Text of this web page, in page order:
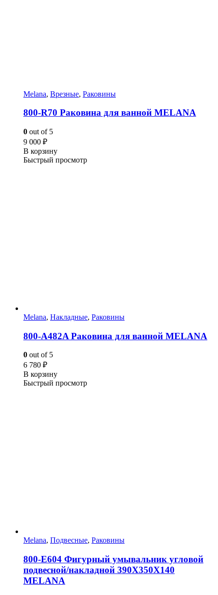
Melana, Врезные, Раковины
800-R70 Раковина для ванной MELANA
0 out of 5
9 000 ₽
В корзину
Быстрый просмотр
Melana, Накладные, Раковины
800-A482A Раковина для ванной MELANA
0 out of 5
6 780 ₽
В корзину
Быстрый просмотр
Melana, Подвесные, Раковины
800-Е604 Фигурный умывальник угловой
подвесной/накладной 390Х350Х140
MELANA